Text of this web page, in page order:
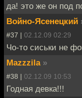
да! это же он под
Войно-Ясенецкий
#37 | 02.12.09 02:29
Чо-то сиськи не
Mazzzila »
#38 | 02.12.09 10:53
Годная девка!!!